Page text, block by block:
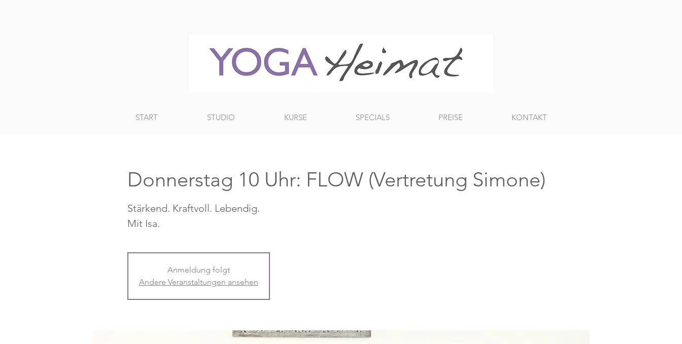
START STUDIO KURSE SPECIALS PREISE KONTAKT
Donnerstag 10 Uhr: FLOW (Vertretung Simone)
Stärkend. Kraftvoll. Lebendig.
Mit Isa.
Anmeldung folgt
Andere Veranstaltungen ansehen